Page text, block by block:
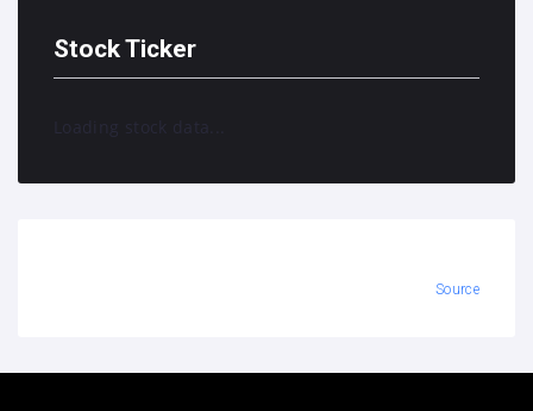
Stock Ticker
Loading stock data...
Source